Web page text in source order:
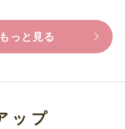
っと見る
ップ